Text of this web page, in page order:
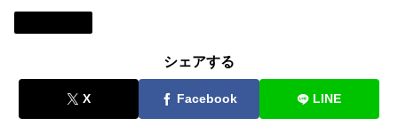
シェアする
X Facebook LINE